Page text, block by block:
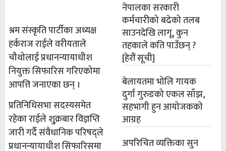
श्रम संस्कृति पार्टीका अध्यक्ष
हर्कराज राईले वरीयताले
चौथोलाई प्रधानन्यायाधीश
नियुक्त सिफारिस गरिएकोमा
आपत्ति जनाएका छन् ।
प्रतिनिधिसभा सदस्यसमेत
रहेका राईले शु्क्रबार विज्ञप्ति
जारी गर्दै संवैधानिक परिषद्ले
प्रधानन्यायाधीश सिफारिसमा
नेपालका सरकारी
कर्मचारीको बढेको तलब
साउनदेखि लागू, कुन
तहकाले कति पाउँछन् ?
[हेरौं सूची]
बेलायतमा भोलि गायक
दुर्गा गुरुङको एकल साँझ,
सहभागी हुन आयोजकको
आग्रह
अपरिचित व्यक्तिका सुन